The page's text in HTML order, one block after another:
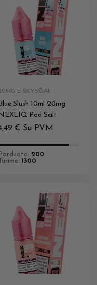
E-SKYSČIAI
Slush 10ml 20mg
Pod Salt
€ Su PVM
Parduota: 200
Turime: 1300